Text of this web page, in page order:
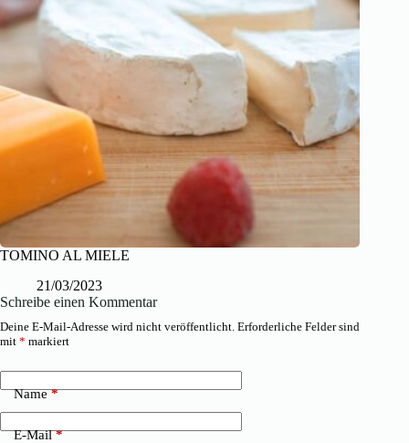
TOMINO AL MIELE
21/03/2023
Schreibe einen Kommentar
Deine E-Mail-Adresse wird nicht veröffentlicht. Erforderliche Felder sind
mit * markiert
Name*
E-Mail*